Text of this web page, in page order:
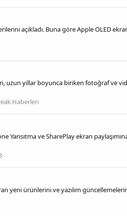
açıkladı. Buna göre Apple OLED
yıllar boyunca biriken fotoğraf ve
Haberleri
ve SharePlay ekran
yeni ürünlerini ve yazılım